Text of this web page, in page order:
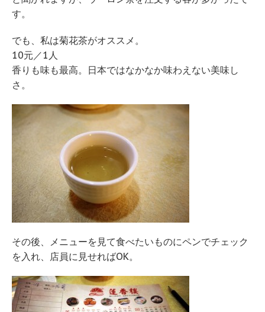
す。
でも、私は菊花茶がオススメ。
10元／1人
香りも味も最高。日本ではなかなか味わえない美味し
さ。
その後、メニューを見て食べたいものにペンでチェック
を入れ、店員に見せればOK。